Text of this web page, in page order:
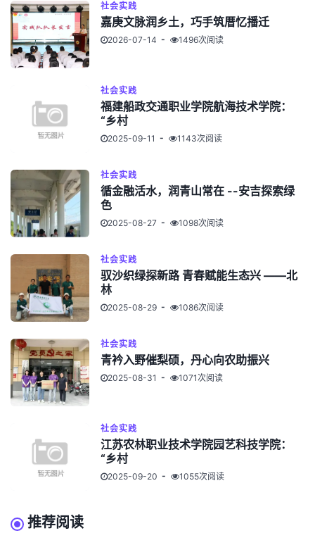
社会实践
嘉庚文脉润乡土，巧手筑厝忆播迁
2026-07-14 1496次阅读
社会实践
福建船政交通职业学院航海技术学院：
“乡村
2025-09-11 1143次阅读
社会实践
循金融活水，润青山常在 --安吉探索绿
色
2025-08-27 1098次阅读
社会实践
驭沙织绿探新路 青春赋能生态兴 ——北
林
2025-08-29 1086次阅读
社会实践
青衿入野催梨硕，丹心向农助振兴
2025-08-31 1071次阅读
社会实践
江苏农林职业技术学院园艺科技学院：
“乡村
2025-09-20 1055次阅读
推荐阅读